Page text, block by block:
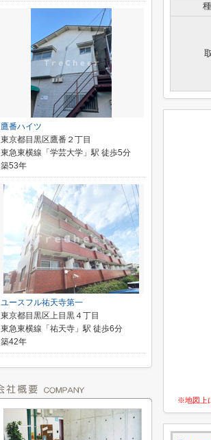
※地図上
鷹番ハイツ
東京都目黒区鷹番２丁目
東急東横線「学芸大学」駅 徒歩5分
築53年
ユースフル祐天寺第一
東京都目黒区上目黒４丁目
東急東横線「祐天寺」駅 徒歩6分
築42年